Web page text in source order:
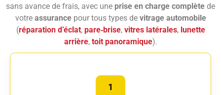
sans avance de frais, avec une prise en charge complète de
votre assurancepour tous types de vitrage automobile
(réparation d’éclat, pare‑brise, vitres latérales, lunette
arrière, toit panoramique).
1